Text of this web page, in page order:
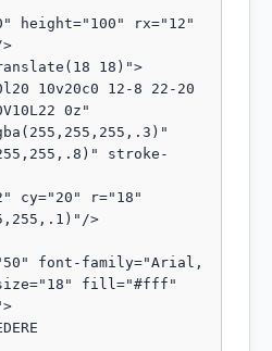
0z"
stroke-
>
fill="#fff"